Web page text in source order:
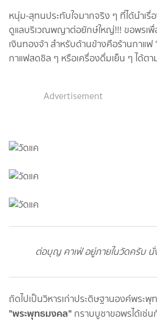
หนุ่ม-สุทนประทับใจมากจริง ๆ ที่ได้นำเ
ดูแลบริเวณพญาต่อยักษ์ใหญ่!!! ขอพรเพื่
เงินทองจ้า สำหรับด้านข้างคือร้านกาแ
กาแฟสดชิล ๆ หรือเครื่องดื่มเย็น ๆ ได้ต
Advertisement
ต่อบุญ คาเฟ่ อยู่ภายในวัดครับ
ถัดไปเป็นวิหารเก่าประดิษฐานองค์พระ
"พระพุทธมงคล" กราบบูชาขอพรได้เช่